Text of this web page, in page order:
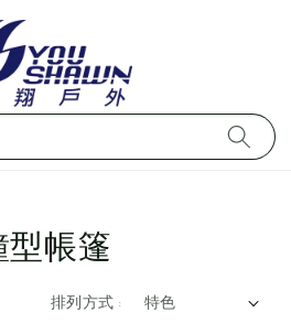
型帳篷
排列方式 :